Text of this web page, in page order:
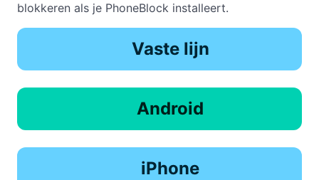
blokkeren als je PhoneBlock installeert.
Vaste lijn
Android
iPhone